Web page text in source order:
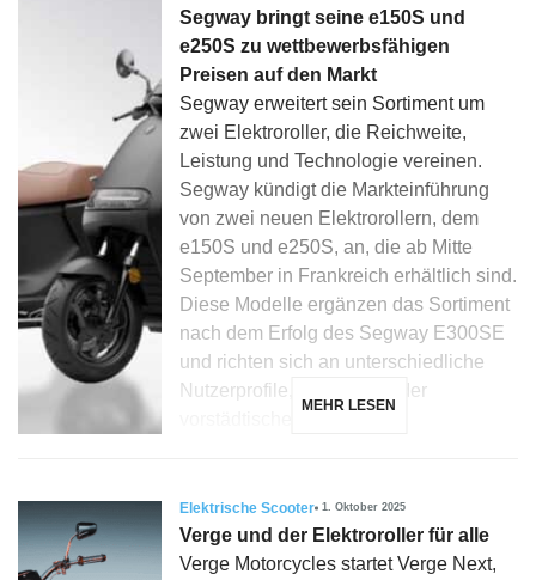
Segway bringt seine e150S und
e250S zu wettbewerbsfähigen
Preisen auf den Markt
Segway erweitert sein Sortiment um
zwei Elektroroller, die Reichweite,
Leistung und Technologie vereinen.
Segway kündigt die Markteinführung
von zwei neuen Elektrorollern, dem
e150S und e250S, an, die ab Mitte
September in Frankreich erhältlich sind.
Diese Modelle ergänzen das Sortiment
nach dem Erfolg des Segway E300SE
und richten sich an unterschiedliche
Nutzerprofile, städtische oder
MEHR LESEN
Elektrische Scooter 1. Oktober 2025
Verge und der Elektroroller für alle
Verge Motorcycles startet Verge Next,